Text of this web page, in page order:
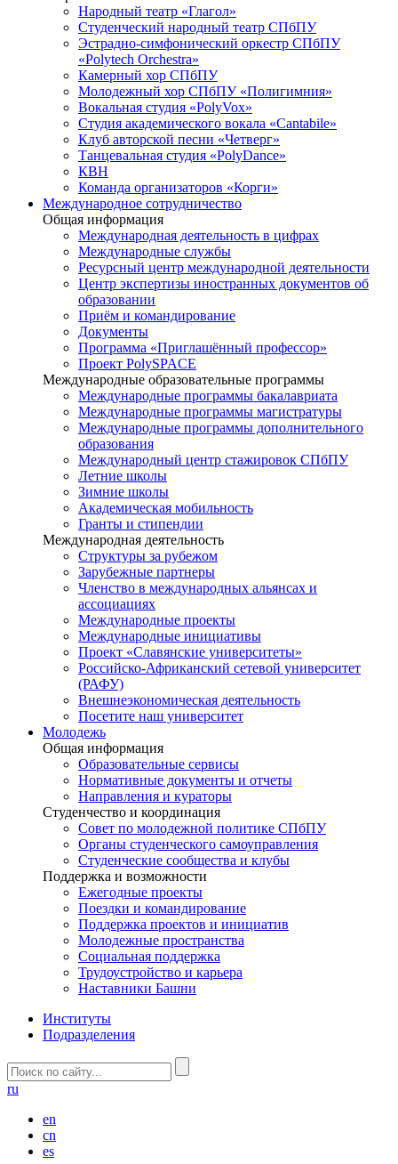
Народный театр «Глагол»
Студенческий народный театр СПбПУ
Эстрадно-симфонический оркестр СПбПУ
«Polytech Orchestra»
Камерный хор СПбПУ
Молодежный хор СПбПУ «Полигимния»
Вокальная студия «PolyVox»
Студия академического вокала «Cantabile»
Клуб авторской песни «Четверг»
Танцевальная студия «PolyDance»
КВН
Команда организаторов «Корги»
Международное сотрудничество
Общая информация
Международная деятельность в цифрах
Международные службы
Ресурсный центр международной деятельности
Центр экспертизы иностранных документов об
образовании
Приём и командирование
Документы
Программа «Приглашённый профессор»
Проект PolySPACE
Международные образовательные программы
Международные программы бакалавриата
Международные программы магистратуры
Международные программы дополнительного
образования
Международный центр стажировок СПбПУ
Летние школы
Зимние школы
Академическая мобильность
Гранты и стипендии
Международная деятельность
Структуры за рубежом
Зарубежные партнеры
Членство в международных альянсах и
ассоциациях
Международные проекты
Международные инициативы
Проект «Славянские университеты»
Российско-Африканский сетевой университет
(РАФУ)
Внешнеэкономическая деятельность
Посетите наш университет
Молодежь
Общая информация
Образовательные сервисы
Нормативные документы и отчеты
Направления и кураторы
Студенчество и координация
Совет по молодежной политике СПбПУ
Органы студенческого самоуправления
Студенческие сообщества и клубы
Поддержка и возможности
Ежегодные проекты
Поездки и командирование
Поддержка проектов и инициатив
Молодежные пространства
Социальная поддержка
Трудоустройство и карьера
Наставники Башни
Институты
Подразделения
ru
en
cn
es